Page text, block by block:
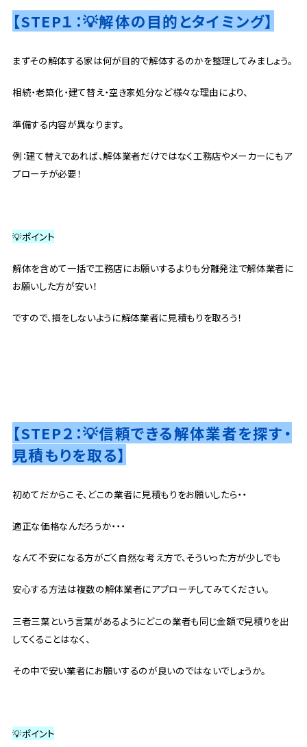
【STEP１：💡解体の目的とタイミング】
まずその解体する家は何が目的で解体するのかを整理してみましょう。
相続・老築化・建て替え・空き家処分など様々な理由により、
準備する内容が異なります。
例：建て替えであれば、解体業者だけではなく工務店やメーカーにもア
プローチが必要！
💡ポイント
解体を含めて一括で工務店にお願いするよりも分離発注で解体業者に
お願いした方が安い！
ですので、損をしないように解体業者に見積もりを取ろう！
【STEP２：💡信頼できる解体業者を探す・
見積もりを取る】
初めてだからこそ、どこの業者に見積もりをお願いしたら・・
適正な価格なんだろうか・・・
なんて不安になる方がごく自然な考え方で、そういった方が少しでも
安心する方法は複数の解体業者にアプローチしてみてください。
三者三葉という言葉があるようにどこの業者も同じ金額で見積りを出
してくることはなく、
その中で安い業者にお願いするのが良いのではないでしょうか。
💡ポイント